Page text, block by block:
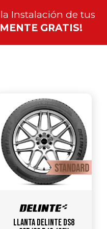
Instalación de tus
GRATIS!
Llanta DELINTE DS8